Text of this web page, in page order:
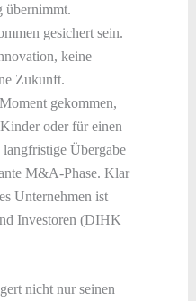
übernimmt.
gesichert sein.
keine
Zukunft.
gekommen,
oder für einen
Übergabe
M&A-Phase. Klar
Unternehmen ist
Investoren (DIHK
nicht nur seinen